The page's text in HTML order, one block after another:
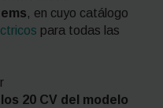
, en cuyo catálogo
para todas las
los 20 CV del modelo